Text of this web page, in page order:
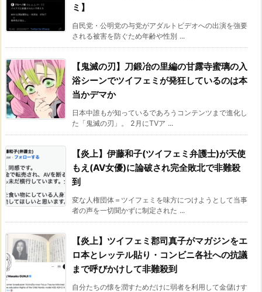
ミ】
自民党・公明党の与党がアダルトビデオへの出演を強要
される被害を防ぐため年齢や性別 ...
【鬼滅の刃】刀鍛冶の里編の甘露寺蜜璃の入
浴シーンでツイフェミが発狂しているのは本
当かデマか
日本中誰もが知っているであろうコンテンツまで進化し
た「鬼滅の刃」。 2月にTVア ...
【炎上】伊藤和子(ツイフェミ弁護士)が天使
もえ(AV女優)に論破され完全敗北で非難殺
到
変な人権団体＝ツイフェミを味方につけようとして当事
者の声を一切聞かずに制定された ...
【炎上】ツイフェミ郡司真子がマガジンをエ
ロ本とレッテル貼り・コンビニ各社への抗議
まで呼びかけして非難殺到
自分たちの懐を潤すためだけに弱者を利用して金儲けす